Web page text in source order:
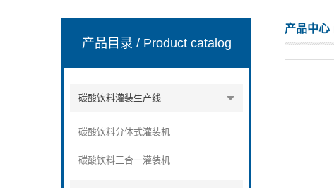
产品目录 / Product catalog
碳酸饮料灌装生产线
碳酸饮料分体式灌装机
碳酸饮料三合一灌装机
产品中心